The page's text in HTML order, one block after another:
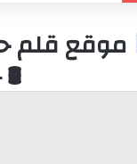
موقع قلم
🛢